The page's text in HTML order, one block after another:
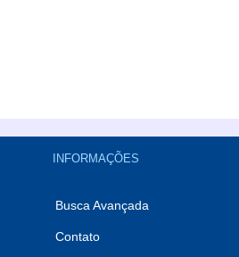
INFORMAÇÕES
Busca Avançada
Contato